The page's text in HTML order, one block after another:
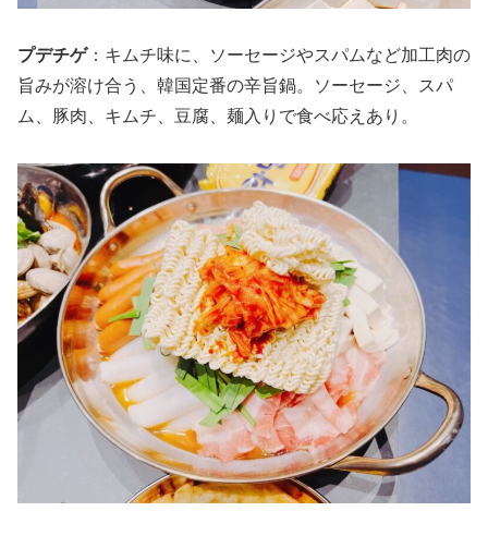
プデチゲ：キムチ味に、ソーセージやスパムなど加工肉の
旨みが溶け合う、韓国定番の辛旨鍋。ソーセージ、スパ
ム、豚肉、キムチ、豆腐、麺入りで食べ応えあり。